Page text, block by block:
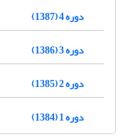
دوره 4 (1387)
دوره 3 (1386)
دوره 2 (1385)
دوره 1 (1384)